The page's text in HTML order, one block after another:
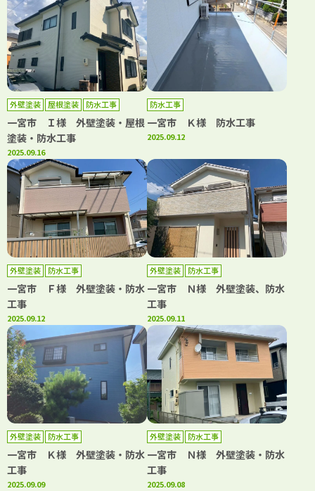
外壁塗装 屋根塗装 防水工事
一宮市 Ｉ様 外壁塗装・屋根
塗装・防水工事
2025.09.16
防水工事
一宮市 Ｋ様 防水工事
2025.09.12
外壁塗装 防水工事
一宮市 Ｆ様 外壁塗装・防水
工事
2025.09.12
外壁塗装 防水工事
一宮市 Ｎ様 外壁塗装、防水
工事
2025.09.11
外壁塗装 防水工事
一宮市 Ｋ様 外壁塗装・防水
工事
2025.09.09
外壁塗装 防水工事
一宮市 Ｎ様 外壁塗装・防水
工事
2025.09.08